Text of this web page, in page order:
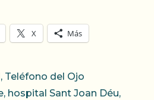
X Más
, Teléfono del Ojo
, hospital Sant Joan Déu,